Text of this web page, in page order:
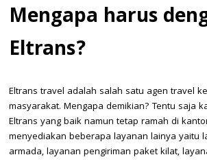
Mengapa harus
Eltrans?
Eltrans travel adalah salah satu agen travel
masyarakat. Mengapa demikian? Tentu saja
Eltrans yang baik namun tetap ramah di
menyediakan beberapa layanan lainya yaitu
armada, layanan pengiriman paket kilat,